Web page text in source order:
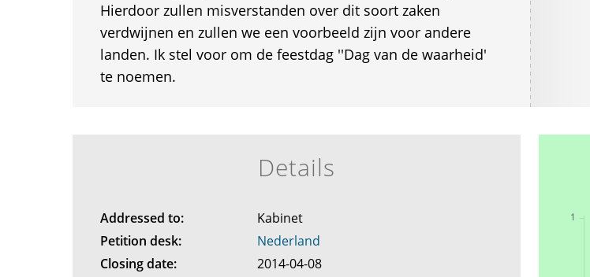
Hierdoor zullen misverstanden over dit soort zaken
verdwijnen en zullen we een voorbeeld zijn voor andere
landen. Ik stel voor om de feestdag ''Dag van de waarheid'
te noemen.
Details
Addressed to:
Kabinet
Petition desk:
Nederland
Closing date:
2014-04-08